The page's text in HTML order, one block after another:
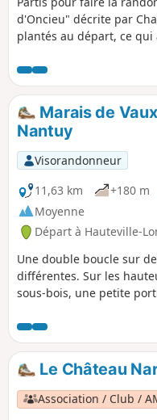
d'Oncieu" décrite par
plantés au départ, ce
situait le départ
Marais de
Nantuy
Visorandonneur
11,63 km
+180 m
Moyenne
Départ à Hauteville-
Une double boucle sur
différentes. Sur les
sous-bois, une petite
retour, puis une
découvrir l'Espace
ses passerelles
Le Château
Association / Club /